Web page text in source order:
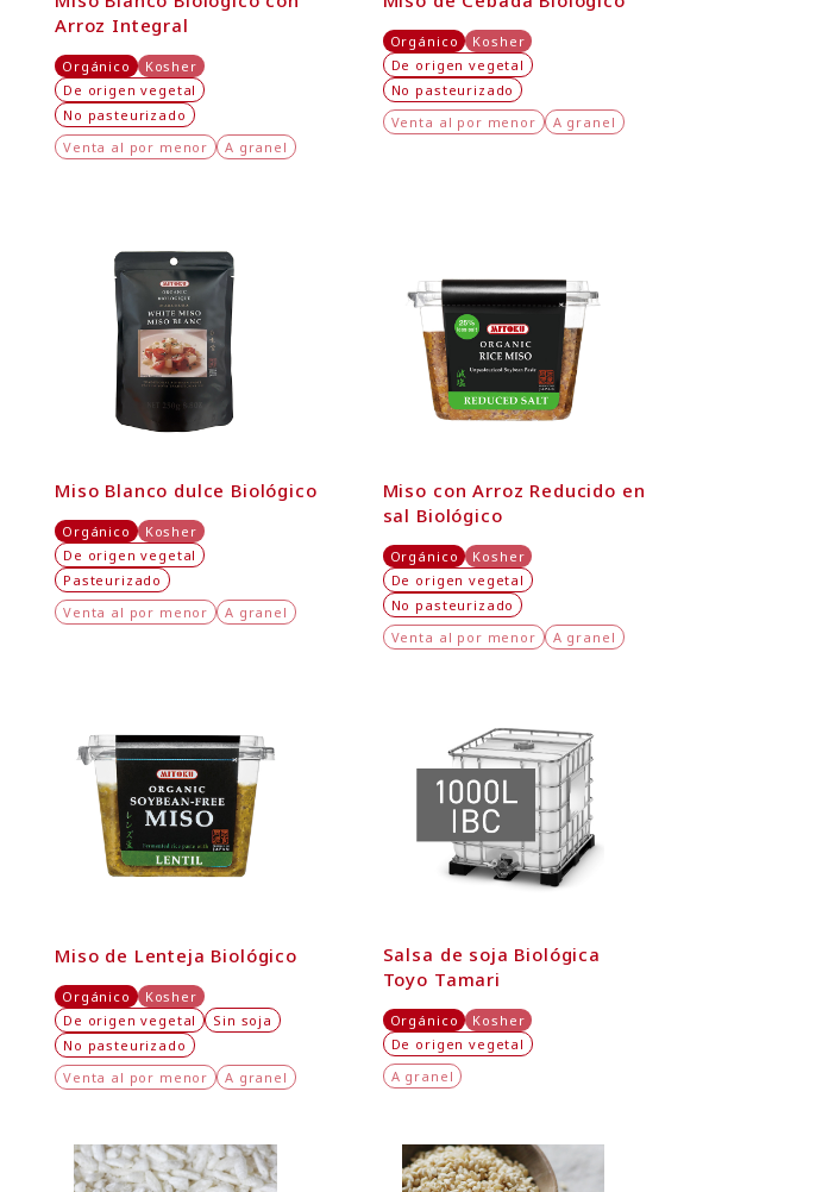
Arroz Integral
Orgánico
Kosher
De origen vegetal
No pasteurizado
Venta al por menor
A granel
Orgánico
Kosher
De origen vegetal
No pasteurizado
Venta al por menor
A granel
Miso Blanco dulce Biológico
Orgánico
Kosher
De origen vegetal
Pasteurizado
Venta al por menor
A granel
Miso con Arroz Reducido en
sal Biológico
Orgánico
Kosher
De origen vegetal
No pasteurizado
Venta al por menor
A granel
Miso de Lenteja Biológico
Orgánico
Kosher
De origen vegetal
Sin soja
No pasteurizado
Venta al por menor
A granel
Salsa de soja Biológica
Toyo Tamari
Orgánico
Kosher
De origen vegetal
A granel